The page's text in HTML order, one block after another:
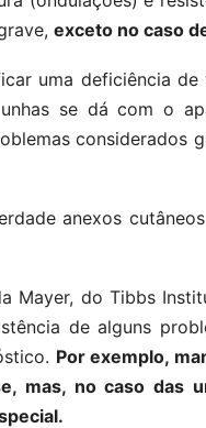
exceto no caso
uma deficiência
se dá com o
considerados
anexos
Mayer, do Tibbs
de alguns
Por exemplo,
mas, no caso das